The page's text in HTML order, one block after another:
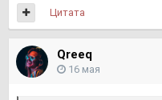
Цитата
Qreeq
16 мая